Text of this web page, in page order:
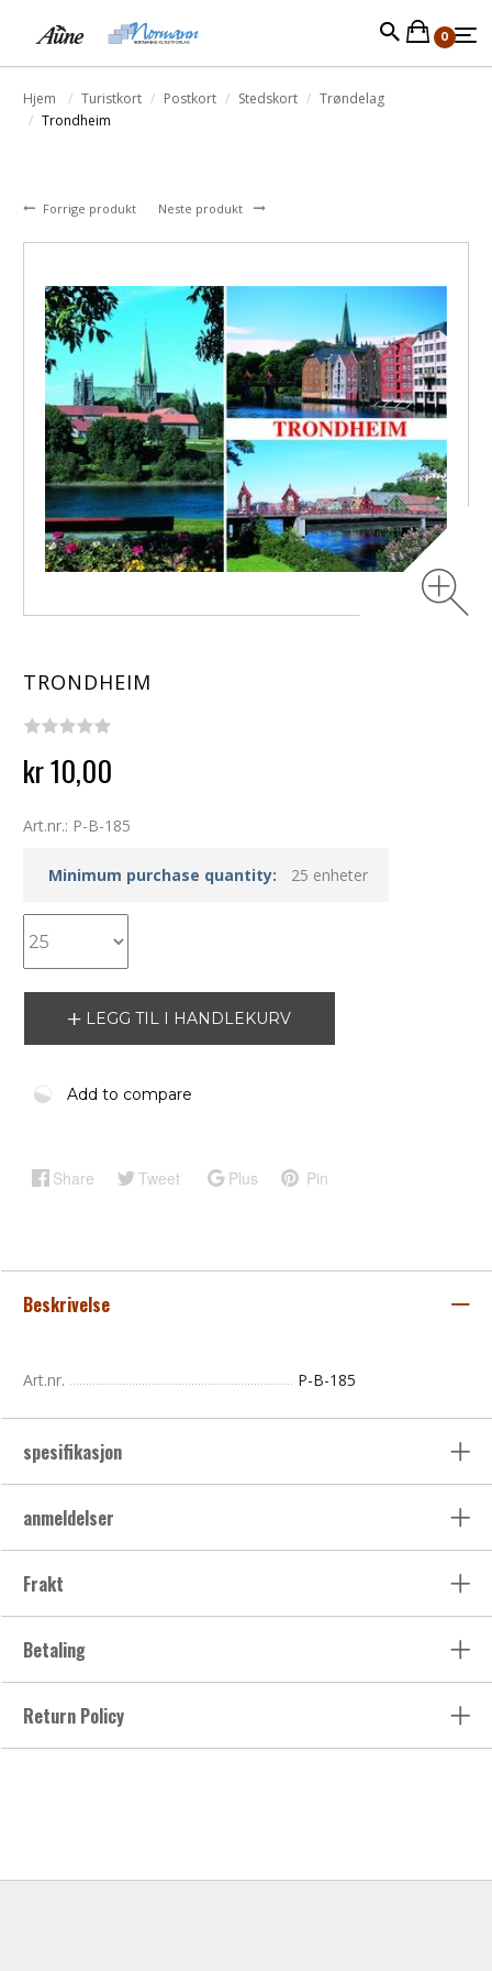
0
Hjem Turistkort Postkort Stedskort
Trøndelag
Trondheim
Forrige produkt Neste produkt
TRONDHEIM
kr 10,00
Art.nr.: P-B-185
Minimum purchase quantity: 25 enheter
LEGG TIL I HANDLEKURV
Add to compare
Share Tweet Plus Pin
Beskrivelse
Art.nr. P-B-185
spesifikasjon
anmeldelser
Frakt
Betaling
Return Policy